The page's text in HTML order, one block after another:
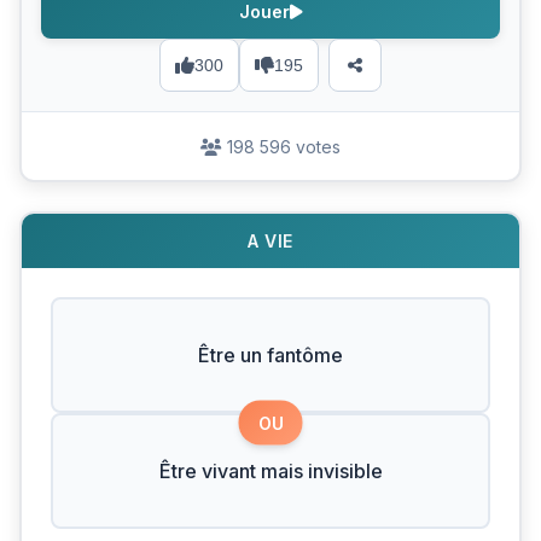
300 195
Jouer
198 596 votes
A VIE
Être un fantôme
OU
Être vivant mais invisible